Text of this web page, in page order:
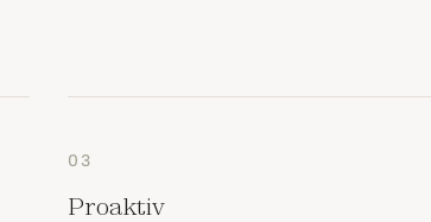
03
Proaktiv